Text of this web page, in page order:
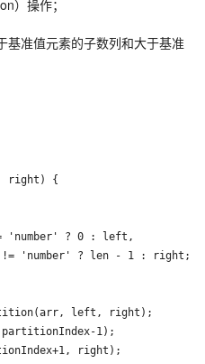
）操作；
基准值元素的子数列和大于基准
right) {
'number' ? 0 : left,
'number' ? len - 1 : right;
left, right);
1);
right);